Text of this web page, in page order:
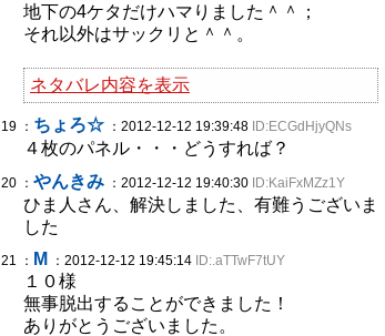
地下の4ケタだけハマりました＾＾；
それ以外はサックリと＾＾。
ネタバレ内容を表示
19 ： ちょろ☆ ：2012-12-12 19:39:48 ID:ECGdHjyQNs
４枚のパネル・・・どうすれば？
20 ： やんきみ ：2012-12-12 19:40:30 ID:KaiFxMZz1Y
ひま人さん、解決しました、有難うございま
した
21 ： M ：2012-12-12 19:45:14 ID:.aTTwF7tUY
１０様
無事脱出することができました！
ありがとうございました。